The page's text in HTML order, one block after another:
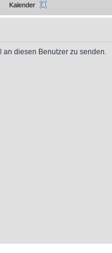
Kalender
an diesen Benutzer zu senden.